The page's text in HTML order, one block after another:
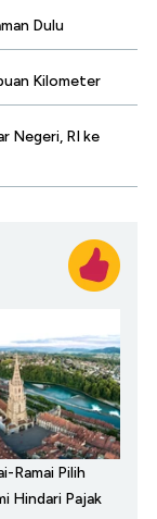
Dulu
Kilometer
Negeri, RI ke
Ramai Pilih
Hindari Pajak